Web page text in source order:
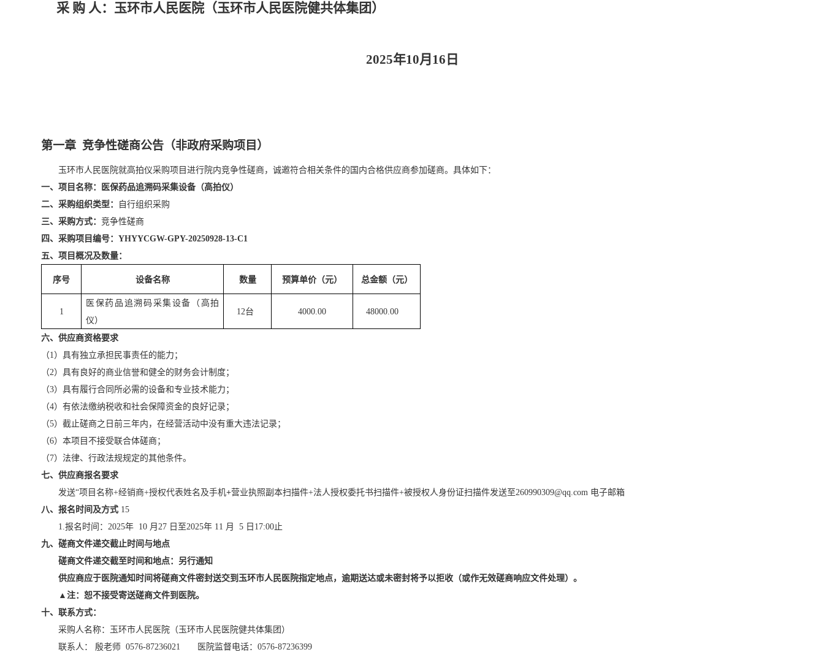
采 购 人： 玉环市人民医院（玉环市人民医院健共体集团）
2025年10月 16 日
第一章 竞争性磋商公告 （非政府采购项目）
玉环市人民医院就高拍仪采购项目进行院内竞争性磋商，诚邀符合相关条件的国内合格供应商参加磋商。具体如下：
一、项目名称： 医保药品追溯码采集设备（高拍仪）
二、采购组织类型：
自行组织采购
三、采购方式：竞争性磋商
四、采购项目编号：YHYYCGW-GPY-20250928-13-C1
五、项目概况及数量：
序号 设备名称 数量 预算单价（元） 总金额（元）
1
医保药 品追溯码采集设备 （ 高拍
仪）
12台 4000.00 48000.00
六、供应商资格要求
（1）具有独立承担民事责任的能力；
（2）具有良好的商业信誉和健全的财务会计制度；
（3）具有履行合同所必需的设备和专业技术能力；
（4）有依法缴纳税收和社会保障资金的良好记录；
（5）截止磋商之日前三年内，在经营活动中没有重大违法记录；
（6）本项目不接受联合体磋商；
（7）法律、行政法规规定的其他条件。
七、供应商报名要求
发送“项目名称+经销商+授权代表姓名及手机+营业执照副本扫描件+法人授权委托书扫描件+被授权人身份证扫描件发送至260990309@qq.com 电子邮箱
八、报名时间及方式 15
1.报名时间：2025年 10 月27 日至2025年 11 月 5 日 17:00止
九、磋商文件递交截止时间与地点
磋商文件递交截至时间和地点：另行通知
供应商应于医院通知时间将磋商文件密封送交到玉环市人民医院指定地点，逾期送达或未密封将予以拒收（或作无效磋商响应文件处理）。
▲注：恕不接受寄送磋商文件到医院。
十、联系方式：
采购人名称：玉环市人民医院（玉环市人民医院健共体集团）
联系人：
殷老师 0576-87236021 医院监督电话：0576-87236399